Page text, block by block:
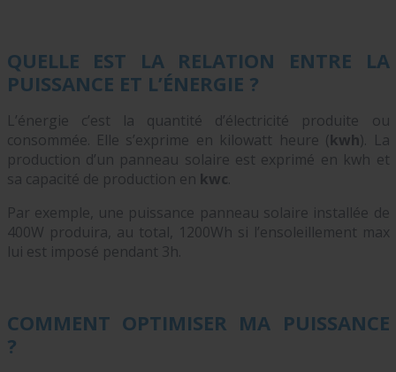
QUELLE EST LA RELATION ENTRE LA
PUISSANCE ET L’ÉNERGIE ?
L’énergie c’est la quantité d’électricité produite ou
consommée. Elle s’exprime en kilowatt heure (kwh). La
production d’un panneau solaire est exprimé en kwh et
sa capacité de production en kwc.
Par exemple, une puissance panneau solaire installée de
400W produira, au total, 1200Wh si l’ensoleillement max
lui est imposé pendant 3h.
COMMENT OPTIMISER MA PUISSANCE
?